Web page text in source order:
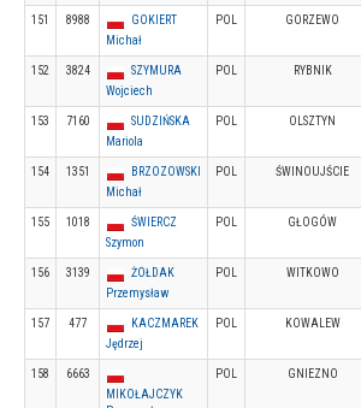
151 8988
GOKIERT
Michał
POL GORZEWO
152 3824
SZYMURA
Wojciech
POL RYBNIK
153 7160
SUDZIŃSKA
Mariola
POL OLSZTYN
154 1351
BRZOZOWSKI
Michał
POL ŚWINOUJŚCIE
155 1018
ŚWIERCZ
Szymon
POL GŁOGÓW
156 3139
ŻOŁDAK
Przemysław
POL WITKOWO
157 477
KACZMAREK
Jędrzej
POL KOWALEW
158
6663
MIKOŁAJCZYK
POL GNIEZNO